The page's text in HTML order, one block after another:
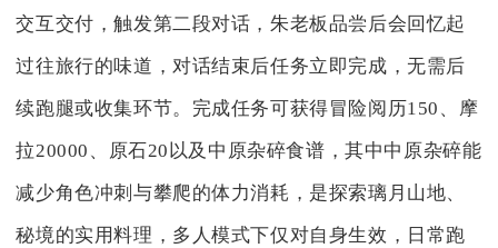
交互交付，触发第二段对话，朱老板品尝后会回忆起
过往旅行的味道，对话结束后任务立即完成，无需后
续跑腿或收集环节。完成任务可获得冒险阅历150、摩
拉20000、原石20以及中原杂碎食谱，其中中原杂碎能
减少角色冲刺与攀爬的体力消耗，是探索璃月山地、
秘境的实用料理，多人模式下仅对自身生效，日常跑